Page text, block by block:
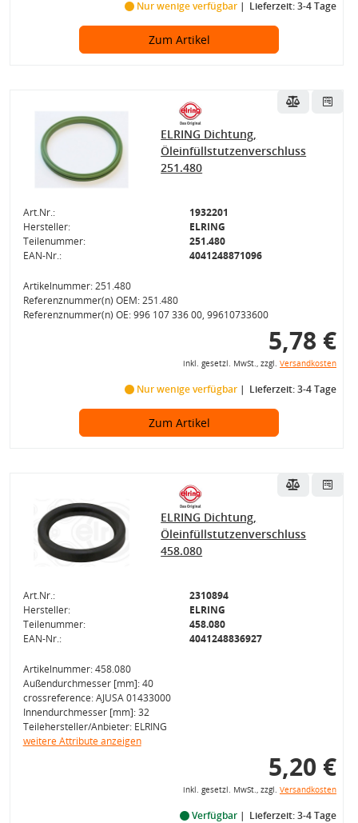
Nur wenige verfügbar Lieferzeit: 3-4 Tage
Zum Artikel
ELRING Dichtung,
Öleinfüllstutzenverschluss
251.480
Art.Nr.:
1932201
Hersteller:
ELRING
Teilenummer:
251.480
EAN-Nr.:
4041248871096
Artikelnummer: 251.480
Referenznummer(n) OEM: 251.480
Referenznummer(n) OE: 996 107 336 00, 99610733600
5,78 €
inkl. gesetzl. MwSt., zzgl. Versandkosten
Nur wenige verfügbar Lieferzeit: 3-4 Tage
Zum Artikel
ELRING Dichtung,
Öleinfüllstutzenverschluss
458.080
Art.Nr.:
2310894
Hersteller:
ELRING
Teilenummer:
458.080
EAN-Nr.:
4041248836927
Artikelnummer: 458.080
Außendurchmesser [mm]: 40
crossreference: AJUSA 01433000
Innendurchmesser [mm]: 32
Teilehersteller/Anbieter: ELRING
weitere Attribute anzeigen
5,20 €
inkl. gesetzl. MwSt., zzgl. Versandkosten
Verfügbar Lieferzeit: 3-4 Tage